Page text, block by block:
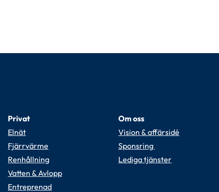
Privat
Elnät
Fjärrvärme
Renhållning
Vatten & Avlopp
Entreprenad
Om oss
Vision & affärsidé
Sponsring
Lediga tjänster